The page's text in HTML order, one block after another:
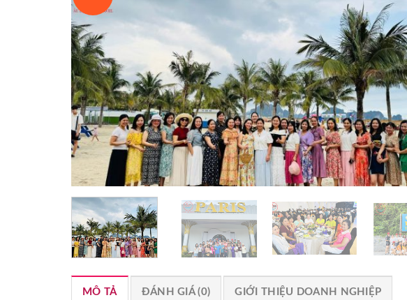
MÔ TẢ ĐÁNH GIÁ (0) GIỚI THIỆU DOANH NGHIỆP